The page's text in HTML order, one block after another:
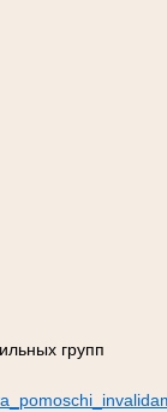
групп